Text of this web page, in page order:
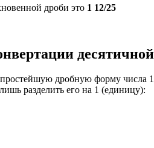
дроби это 1 12/25
дробную форму числа
разделить его на 1 (единицу):